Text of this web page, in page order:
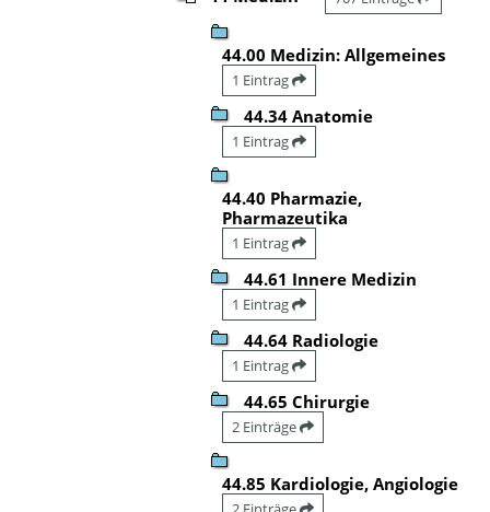
44.00 Medizin: Allgemeines
1 Eintrag
44.34 Anatomie
1 Eintrag
44.40 Pharmazie,
Pharmazeutika
1 Eintrag
44.61 Innere Medizin
1 Eintrag
44.64 Radiologie
1 Eintrag
44.65 Chirurgie
2 Einträge
44.85 Kardiologie, Angiologie